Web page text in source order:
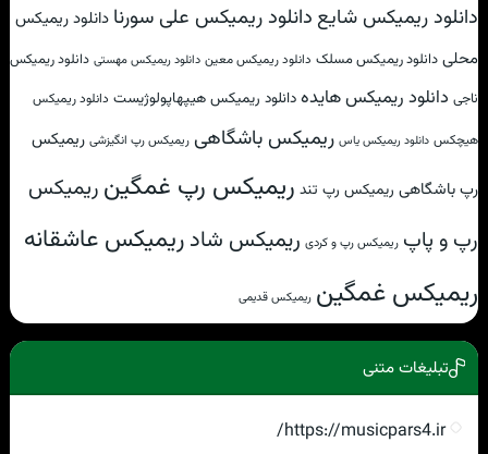
دانلود ریمیکس شایع دانلود ریمیکس علی سورنا دانلود ریمیکس
محلی دانلود ریمیکس مسلک دانلود ریمیکس معین دانلود ریمیکس مهستی دانلود ریمیکس
ناجی دانلود ریمیکس هایدهدانلود ریمیکس هیپهاپولوژیست دانلود ریمیکس
هیچکس دانلود ریمیکس یاس ریمیکس باشگاهی ریمیکس رپ انگیزشی ریمیکس
رپ باشگاهی ریمیکس رپ تند ریمیکس رپ غمگین ریمیکس
رپ و پاپ ریمیکس رپ و کردی ریمیکس شادریمیکس عاشقانه
ریمیکس غمگین ریمیکس قدیمی
تبلیغات متنی
https://musicpars4.ir/